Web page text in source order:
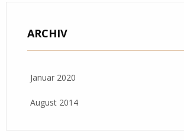
ARCHIV
Januar 2020
August 2014